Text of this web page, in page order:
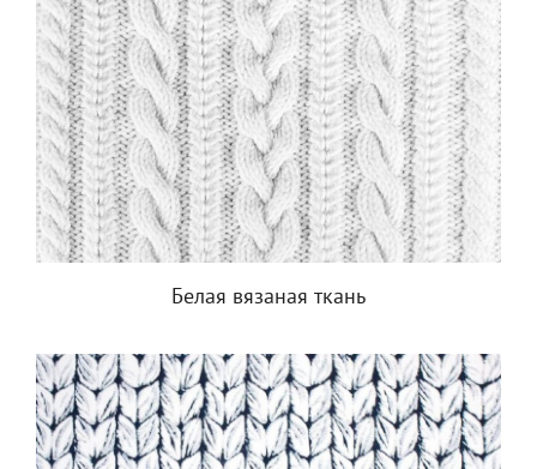
Белая вязаная ткань